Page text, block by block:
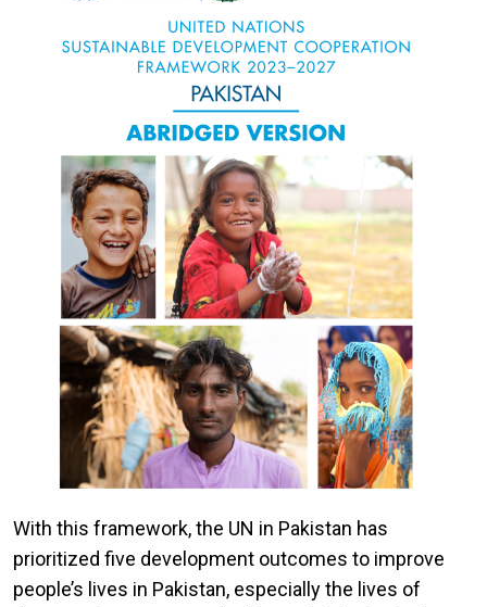
With this framework, the UN in Pakistan has
prioritized five development outcomes to improve
people’s lives in Pakistan, especially the lives of